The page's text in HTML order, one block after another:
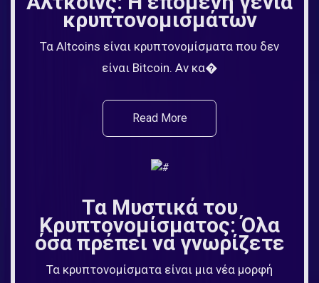
κρυπτονομισμάτων
Τα Altcoins είναι κρυπτονομίσματα που δεν
είναι Bitcoin. Αν κα�
Read More
Τα Μυστικά του
Κρυπτονομίσματος: Όλα
όσα πρέπει να γνωρίζετε
Τα κρυπτονομίσματα είναι μια νέα μορφή